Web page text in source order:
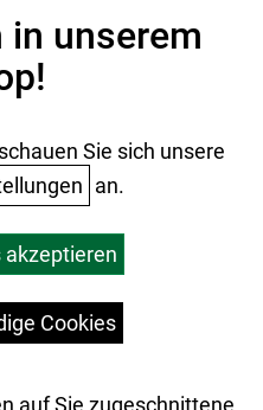
unserem
Sie sich unsere
an.
akzeptieren
Cookies
auf Sie zugeschnittene